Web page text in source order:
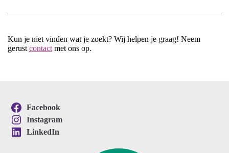
Kun je niet vinden wat je zoekt? Wij helpen je graag! Neem
gerust contact met ons op.
Facebook
Instagram
LinkedIn